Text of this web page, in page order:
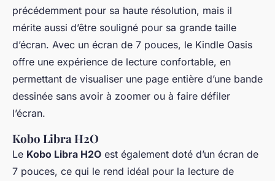
précédemment pour sa haute résolution, mais il
mérite aussi d’être souligné pour sa grande taille
d’écran. Avec un écran de 7 pouces, le Kindle Oasis
offre une expérience de lecture confortable, en
permettant de visualiser une page entière d’une bande
dessinée sans avoir à zoomer ou à faire défiler
l’écran.
Kobo Libra H2O
Le Kobo Libra H2O est également doté d’un écran de
7 pouces, ce qui le rend idéal pour la lecture de